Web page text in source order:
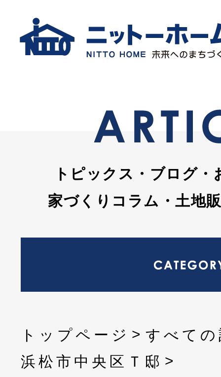
トピックス・ブログ・
家づくりコラム・土地
トップページ
すべて
浜松市中央区Ｔ邸